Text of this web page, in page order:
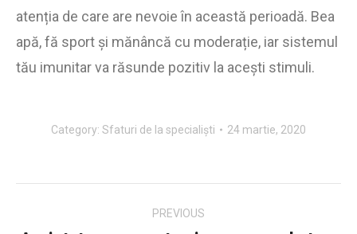
atenția de care are nevoie în această perioadă. Bea
apă, fă sport și mănâncă cu moderație, iar sistemul
tău imunitar va răsunde pozitiv la acești stimuli.
Category: Sfaturi de la specialiști 24 martie, 2020
PREVIOUS